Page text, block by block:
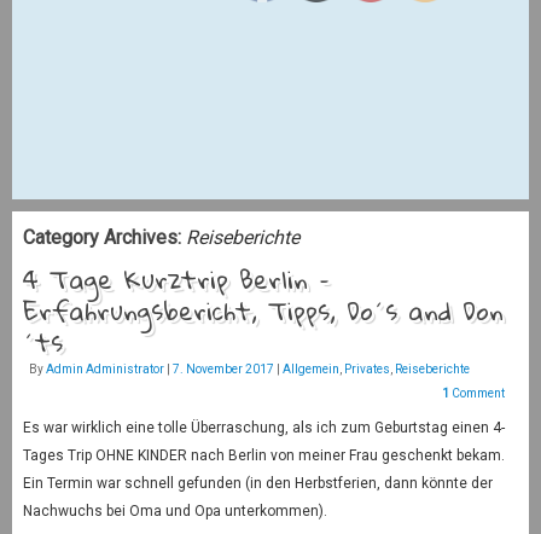
Category Archives: Reiseberichte
4 Tage Kurztrip Berlin –
Erfahrungsbericht, Tipps, Do´s and Don
´ts
ByAdmin Administrator 7. November 2017 Allgemein Privates
Reiseberichte
1 Comment
Es war wirklich eine tolle Überraschung, als ich zum Geburtstag einen 4-
Tages Trip OHNE KINDER nach Berlin von meiner Frau geschenkt bekam.
Ein Termin war schnell gefunden (in den Herbstferien, dann könnte der
Nachwuchs bei Oma und Opa unterkommen).